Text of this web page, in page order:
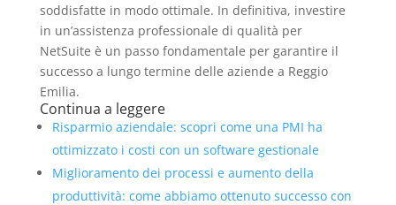
soddisfatte in modo ottimale. In definitiva, investire
in un’assistenza professionale di qualità per
NetSuite è un passo fondamentale per garantire il
successo a lungo termine delle aziende a Reggio
Emilia.
Continua a leggere
Risparmio aziendale: scopri come una PMI ha
ottimizzato i costi con un software gestionale
Miglioramento dei processi e aumento della
produttività: come abbiamo ottenuto successo con